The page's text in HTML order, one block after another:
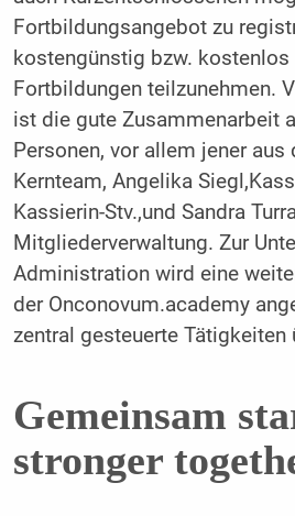
Fortbildungsangebot zu
kostengünstig bzw. kostenlos
Fortbildungen teilzunehmen.
ist die gute Zusammenarbeit
Personen, vor allem jener aus
Kernteam, Angelika
Kassierin-Stv.,und Sandra
Mitgliederverwaltung. Zur
Administration wird eine
der Onconovum.academy
zentral gesteuerte Tätigkeiten
Gemeinsam
stronger